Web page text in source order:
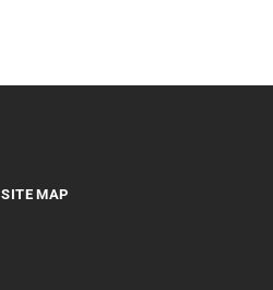
SITE MAP